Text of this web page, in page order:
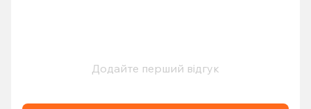
Додайте перший відгук